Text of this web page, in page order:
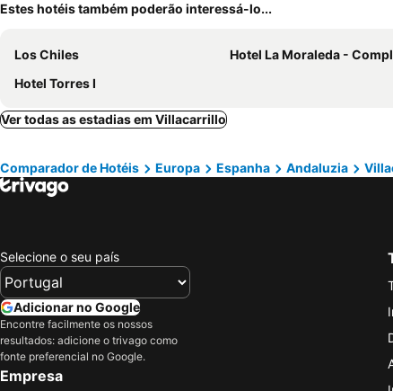
Estes hotéis também poderão interessá-lo...
Los Chiles Hotel La Moraleda - Complejo Las
Hotel Torres I
Ver todas as estadias em Villacarrillo
Comparador de Hotéis Europa Espanha Andaluzia
Selecione o seu país
Adicionar no Google
Encontre facilmente os nossos
resultados: adicione o trivago como
fonte preferencial no Google.
Empresa